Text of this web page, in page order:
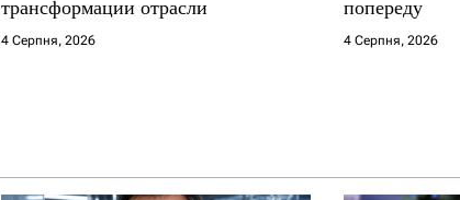
трансформации отрасли
4 Серпня, 2026
попереду
4 Серпня, 2026